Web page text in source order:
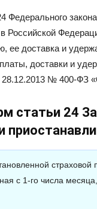
Федерального
Российской
ее доставка и
доставки и
№ 400-ФЗ
статьи 24
с 1-го числа